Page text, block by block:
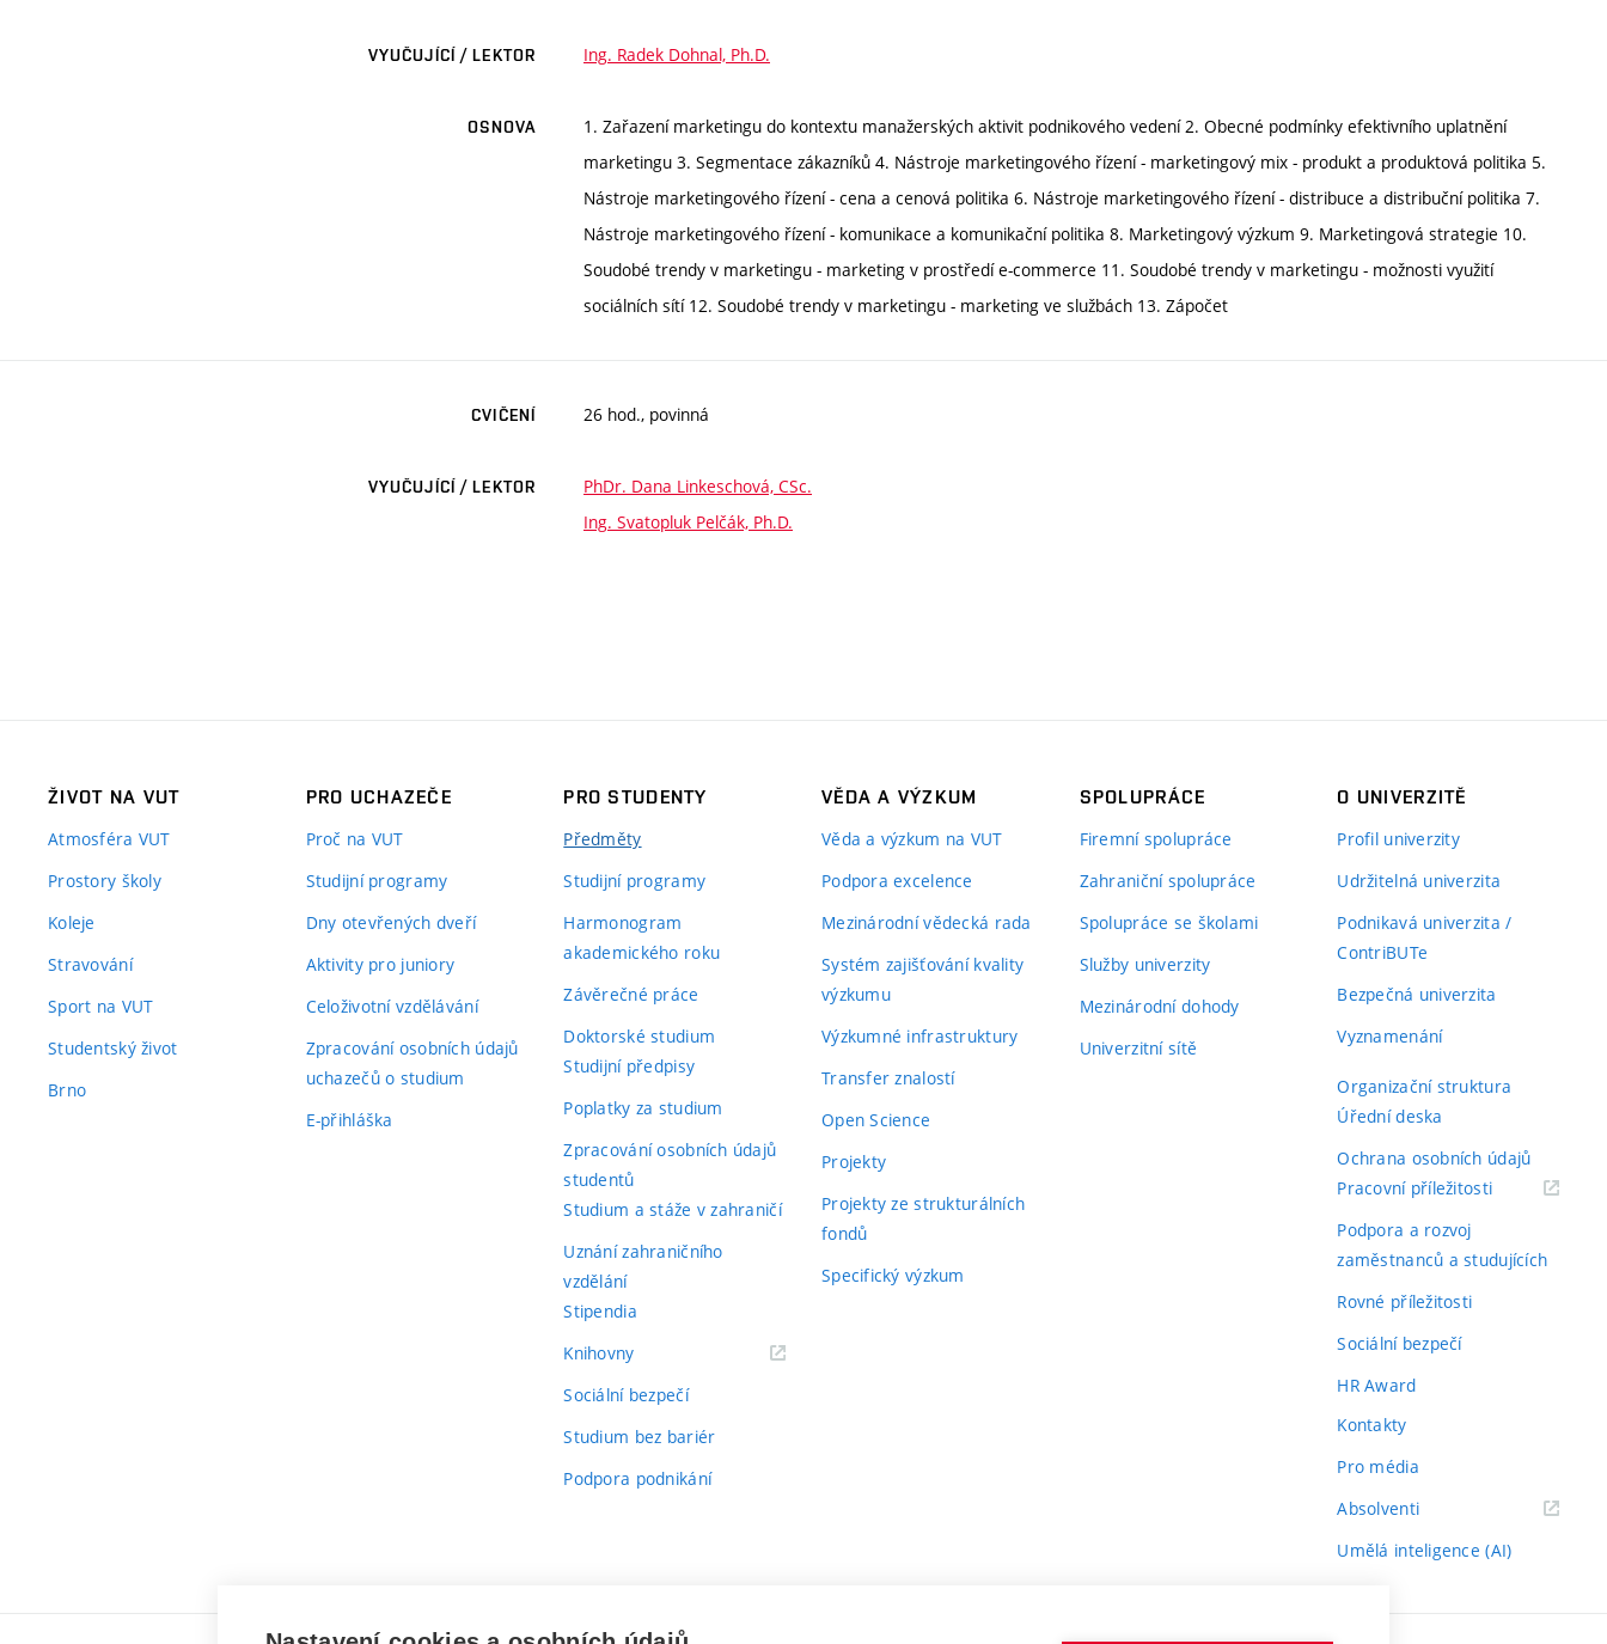
VYUČUJÍCÍ / LEKTOR Ing. Radek Dohnal, Ph.D.
OSNOVA
1. Zařazení marketingu do kontextu manažerských aktivit podnikového vedení 2. Obecné podmínky efektivního uplatnění
marketingu 3. Segmentace zákazníků 4. Nástroje marketingového řízení - marketingový mix - produkt a produktová politika 5.
Nástroje marketingového řízení - cena a cenová politika 6. Nástroje marketingového řízení - distribuce a distribuční politika 7.
Nástroje marketingového řízení - komunikace a komunikační politika 8. Marketingový výzkum 9. Marketingová strategie 10.
Soudobé trendy v marketingu - marketing v prostředí e-commerce 11. Soudobé trendy v marketingu - možnosti využití
sociálních sítí 12. Soudobé trendy v marketingu - marketing ve službách 13. Zápočet
CVIČENÍ 26 hod., povinná
VYUČUJÍCÍ / LEKTOR
PhDr. Dana Linkeschová, CSc.
Ing. Svatopluk Pelčák, Ph.D.
ŽIVOT NA VUT
Atmosféra VUT
Prostory školy
Koleje
Stravování
Sport na VUT
Studentský život
Brno
PRO UCHAZEČE
Proč na VUT
Studijní programy
Dny otevřených dveří
Aktivity pro juniory
Celoživotní vzdělávání
Zpracování osobních údajů
uchazečů o studium
E-přihláška
PRO STUDENTY
Předměty
Studijní programy
Harmonogram
akademického roku
Závěrečné práce
Doktorské studium
Studijní předpisy
Poplatky za studium
Zpracování osobních údajů
studentů
Studium a stáže v zahraničí
Uznání zahraničního
vzdělání
Stipendia
Knihovny(externí
Sociální bezpečí
Studium bez bariér
Podpora podnikání
VĚDA A VÝZKUM
Věda a výzkum na VUT
Podpora excelence
Mezinárodní vědecká rada
Systém zajišťování kvality
výzkumu
Výzkumné infrastruktury
Transfer znalostí
Open Science
Projekty
Projekty ze strukturálních
fondů
Specifický výzkum
SPOLUPRÁCE
Firemní spolupráce
Zahraniční spolupráce
Spolupráce se školami
Služby univerzity
Mezinárodní dohody
Univerzitní sítě
O UNIVERZITĚ
Profil univerzity
Udržitelná univerzita
Podnikavá univerzita /
ContriBUTe
Bezpečná univerzita
Vyznamenání
Organizační struktura
Úřední deska
Ochrana osobních údajů
Pracovní příležitosti(externí
Podpora a rozvoj
zaměstnanců a studujících
Rovné příležitosti
Sociální bezpečí
HR Award
Kontakty
Pro média
Absolventi(externí
Umělá inteligence (AI)